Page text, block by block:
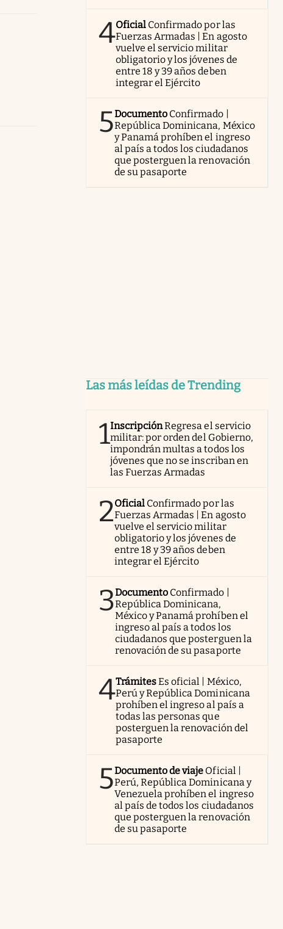
4Oficial Confirmado por las
Fuerzas Armadas | En agosto
vuelve el servicio militar
obligatorio y los jóvenes de
entre 18 y 39 años deben
integrar el Ejército
5Documento Confirmado |
República Dominicana, México
y Panamá prohíben el ingreso
al país a todos los ciudadanos
que posterguen la renovación
de su pasaporte
Las más leídas de Trending
1InscripciónRegresa el servicio
militar: por orden del Gobierno,
impondrán multas a todos los
jóvenes que no se inscriban en
las Fuerzas Armadas
2Oficial Confirmado por las
Fuerzas Armadas | En agosto
vuelve el servicio militar
obligatorio y los jóvenes de
entre 18 y 39 años deben
integrar el Ejército
3Documento Confirmado |
República Dominicana,
México y Panamá prohíben el
ingreso al país a todos los
ciudadanos que posterguen la
renovación de su pasaporte
4TrámitesEs oficial | México,
Perú y República Dominicana
prohíben el ingreso al país a
todas las personas que
posterguen la renovación del
pasaporte
5Documento de viaje Oficial |
Perú, República Dominicana y
Venezuela prohíben el ingreso
al país de todos los ciudadanos
que posterguen la renovación
de su pasaporte